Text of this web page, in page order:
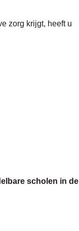
zorg krijgt, heeft u
scholen in de